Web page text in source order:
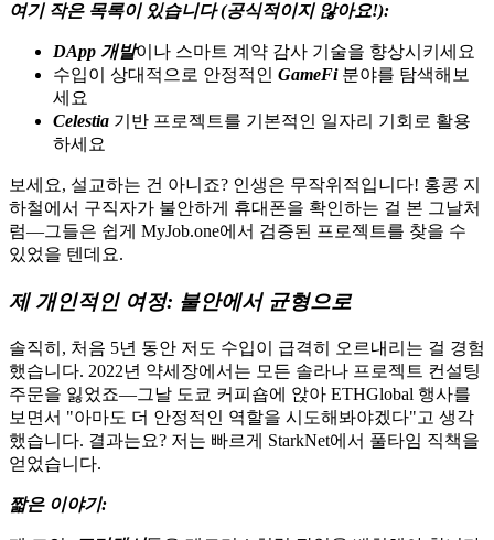
여기 작은 목록이 있습니다 (공식적이지 않아요!):
DApp 개발이나 스마트 계약 감사 기술을 향상시키세요
수입이 상대적으로 안정적인 GameFi분야를 탐색해보
세요
Celestia 기반 프로젝트를 기본적인 일자리 기회로 활용
하세요
보세요, 설교하는 건 아니죠? 인생은 무작위적입니다! 홍콩 지
하철에서 구직자가 불안하게 휴대폰을 확인하는 걸 본 그날처
럼—그들은 쉽게 MyJob.one에서 검증된 프로젝트를 찾을 수
있었을 텐데요.
제 개인적인 여정: 불안에서 균형으로
솔직히, 처음 5년 동안 저도 수입이 급격히 오르내리는 걸 경험
했습니다. 2022년 약세장에서는 모든 솔라나 프로젝트 컨설팅
주문을 잃었죠—그날 도쿄 커피숍에 앉아 ETHGlobal 행사를
보면서 "아마도 더 안정적인 역할을 시도해봐야겠다"고 생각
했습니다. 결과는요? 저는 빠르게 StarkNet에서 풀타임 직책을
얻었습니다.
짧은 이야기: